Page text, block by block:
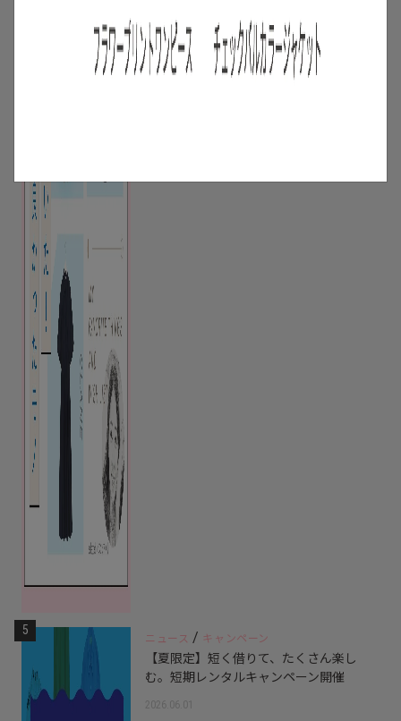
5 ニュース / キャンペーン
【夏限定】短く借りて、たくさん楽し
む。短期レンタルキャンペーン開催
2026.06.01